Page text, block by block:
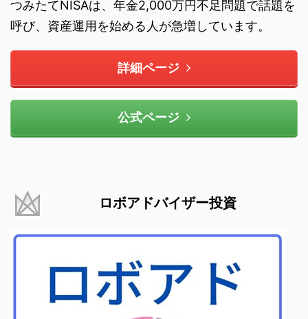
つみたてNISAは、年金2,000万円不足問題で話題を
呼び、資産運用を始める人が急増しています。
詳細ページ
公式ページ
ロボアドバイザー投資